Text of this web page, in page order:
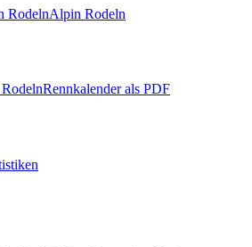
RodelnAlpin Rodeln
Rennkalender als PDF